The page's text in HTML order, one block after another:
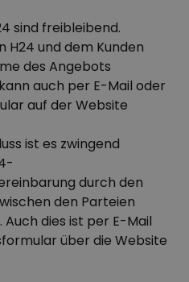
sind freibleibend.
H24 und dem Kunden
des Angebots
auch per E-Mail oder
auf der Website
ist es zwingend
durch den
den Parteien
dies ist per E-Mail
über die Website